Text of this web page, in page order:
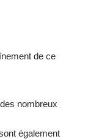
de ce
nombreux
également